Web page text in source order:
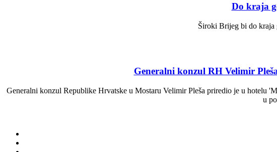
Do kraja
Široki Brijeg bi do kraja
Generalni konzul RH Velimir
Generalni konzul Republike Hrvatske u Mostaru Velimir Pleša priredio je u hotelu
u